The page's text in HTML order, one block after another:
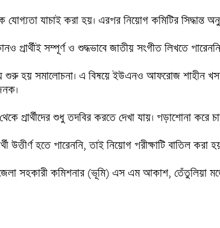
যোগ্যতা যাচাই করা হয়। এরপর নিয়োগ কমিটির সিদ্ধান্ত
প্রার্থীই সম্পূর্ণ ও শুদ্ধভাবে জাতীয় সংগীত লিখতে
হয় সমালোচনা। এ বিষয়ে ইউএনও আফরোজ শাহীন খসরু
প্রার্থীদের শুধু তদবির করতে দেখা যায়। পড়াশোনা করে
উত্তীর্ণ হতে পারেননি, তাই নিয়োগ পরীক্ষাটি বাতিল
সহকারী কমিশনার (ভূমি) এস এম আকাশ, তেঁতুলিয়া